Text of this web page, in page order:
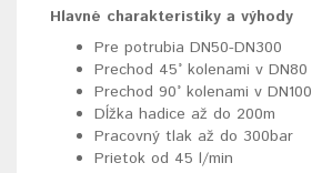
Hlavné charakteristiky a výhody
Pre potrubia DN50-DN300
Prechod 45° kolenami v DN80
Prechod 90° kolenami v DN100
Dĺžka hadice až do 200m
Pracovný tlak až do 300bar
Prietok od 45 l/min